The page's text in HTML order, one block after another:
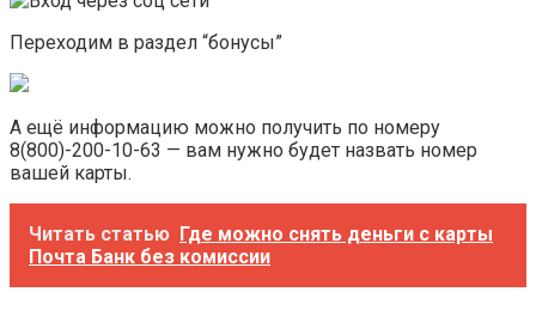
Переходим в раздел “бонусы”
А ещё информацию можно получить по номеру
8(800)-200-10-63 — вам нужно будет назвать номер
вашей карты.
Читать статью Где можно снять деньги с карты
Почта Банк без комиссии